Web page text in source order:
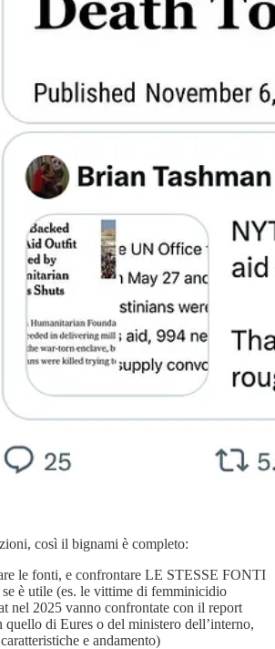
così il bignami è completo:
le fonti, e confrontare LE STESSE FONTI
è utile (es. le vittime di femminicidio
nel 2025 vanno confrontate con il report
quello di Eures o del ministero dell’interno,
e andamento)